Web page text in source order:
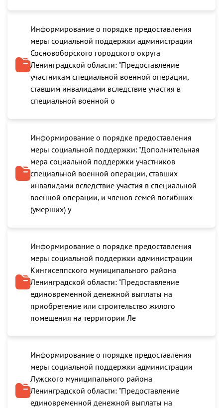
Информирование о порядке предоставления
меры социальной поддержки администрации
Сосновоборского городского округа
Ленинградской области: "Предоставление
участникам специальной военной операции,
ставшим инвалидами вследствие участия в
специальной военной о
Информирование о порядке предоставления
меры социальной поддержки: "Дополнительная
мера социальной поддержки участников
специальной военной операции, ставших
инвалидами вследствие участия в специальной
военной операции, и членов семей погибших
(умерших) у
Информирование о порядке предоставления
меры социальной поддержки администрации
Кингисеппского муниципального района
Ленинградской области: "Предоставление
единовременной денежной выплаты на
приобретение или строительство жилого
помещения на территории Ле
Информирование о порядке предоставления
меры социальной поддержки администрации
Лужского муниципального района
Ленинградской области: "Предоставление
единовременной денежной выплаты на